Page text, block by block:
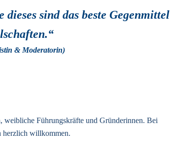
dieses sind das beste Gegenmittel
& Moderatorin)
weibliche Führungskräfte und Gründerinnen. Bei
herzlich willkommen.